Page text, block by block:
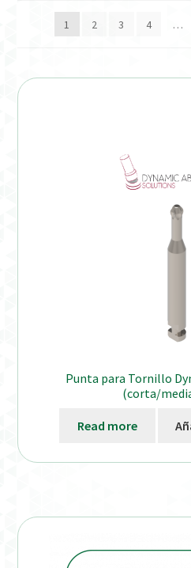
Conexiones CAD CAM
Finalizar Pedido
Instrucciones de uso (ESP)
Uso previsto
Verification Required
1 2 3 4 …
Punta para Tornillo
(corta/
Read more